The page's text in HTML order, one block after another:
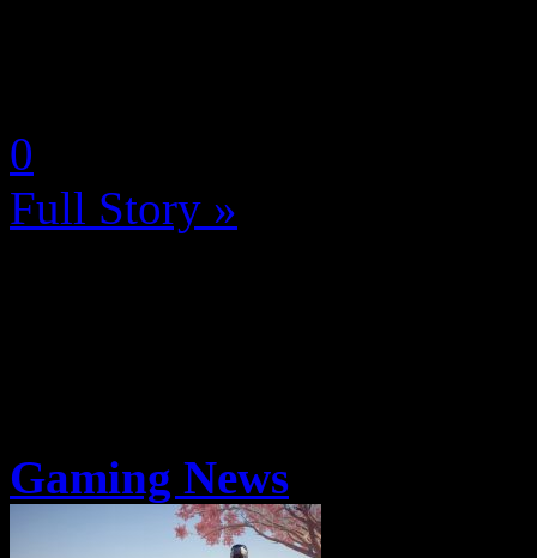
0
Full Story »
Gaming News